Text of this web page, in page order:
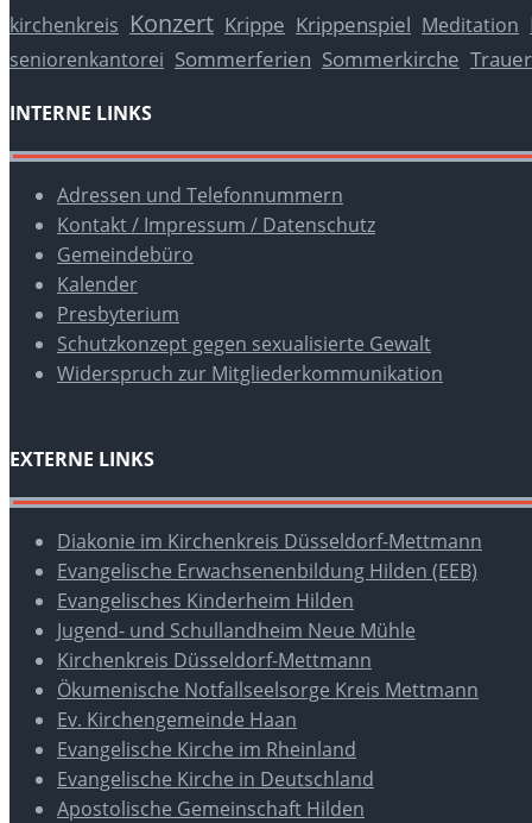
kirchenkreis Konzert Krippe Krippenspiel Meditation
seniorenkantorei Sommerferien Sommerkirche Trauer
INTERNE LINKS
Adressen und Telefonnummern
Kontakt / Impressum / Datenschutz
Gemeindebüro
Kalender
Presbyterium
Schutzkonzept gegen sexualisierte Gewalt
Widerspruch zur Mitgliederkommunikation
EXTERNE LINKS
Diakonie im Kirchenkreis Düsseldorf-Mettmann
Evangelische Erwachsenenbildung Hilden (EEB)
Evangelisches Kinderheim Hilden
Jugend- und Schullandheim Neue Mühle
Kirchenkreis Düsseldorf-Mettmann
Ökumenische Notfallseelsorge Kreis Mettmann
Ev. Kirchengemeinde Haan
Evangelische Kirche im Rheinland
Evangelische Kirche in Deutschland
Apostolische Gemeinschaft Hilden